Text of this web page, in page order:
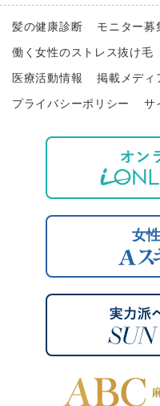
髪の健康診断 モニター募
働く女性のストレス抜け毛
医療活動情報
掲載メディ
プライバシーポリシー
サ